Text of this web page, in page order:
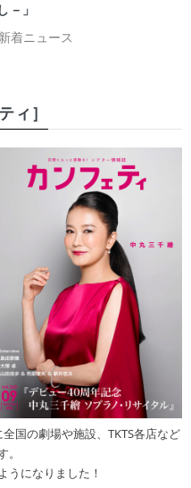
新着ニュース
－」
ィ］
国の劇場や施設、TKTS各店など
うになりました！